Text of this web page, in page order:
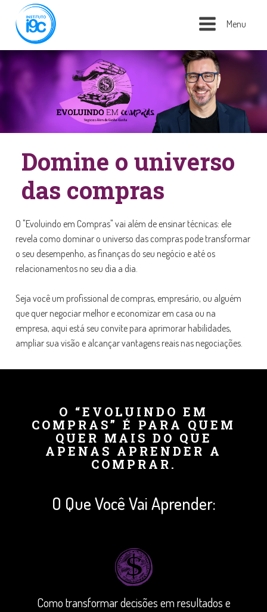
Menu
Domine o universo
das compras
O "Evoluindo em Compras" vai além de ensinar técnicas: ele
revela como dominar o universo das compras pode transformar
o seu desempenho, as finanças do seu negócio e até os
relacionamentos no seu dia a dia.
Seja você um profissional de compras, empresário, ou alguém
que quer negociar melhor e economizar em casa ou na
empresa, aqui está seu convite para aprimorar habilidades,
ampliar sua visão e alcançar vantagens reais nas negociações.
O “EVOLUINDO EM
COMPRAS” É PARA QUEM
QUER MAIS DO QUE
APENAS APRENDER A
COMPRAR.
O Que Você Vai Aprender:
Como transformar decisões em resultados e